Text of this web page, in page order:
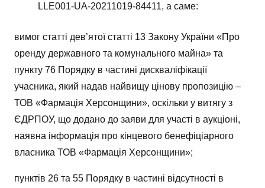
LLE001-UA-20211019-84411, а саме:
вимог статті дев’ятої статті 13 Закону України «Про
оренду державного та комунального майна» та
пункту 76 Порядку в частині дискваліфікації
учасника, який надав найвищу цінову пропозицію –
ТОВ «Фармація Херсонщини», оскільки у витягу з
ЄДРПОУ, що додано до заяви для участі в аукціоні,
наявна інформація про кінцевого бенефіціарного
власника ТОВ «Фармація Херсонщини»;
пунктів 26 та 55 Порядку в частині відсутності в